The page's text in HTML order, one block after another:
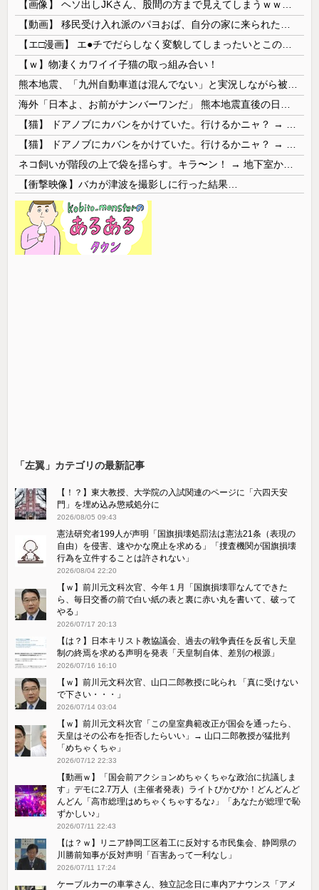
【ｗ】物凄くカワイイ子猫の取っ組み合い！
【衝撃映像】バカが津波を撮影しに行った結果…
「左翼」カテゴリの最新記事
【！？】東大教授、大学院の入試関連のページに「六四天安
門」を埋め込み懲戒処分に
2026/08/05 09:43
憲法研究者199人が声明「国旗損壊処罰法は憲法21条（表現の
自由）を侵害、速やかな廃止を求める」「捜査機関が国旗損壊
行為を立件することは許されない」
2026/08/04 22:20
【ｗ】前川元文科次官、今年１月「国旗損壊罪なんてできた
ら、毎日交番の前で白い紙の表と裏に赤い丸を書いて、破って
やる」
2026/07/17 20:13
【は？】日本キリスト教協議会、過去の戦争責任を反省し天皇
制の終焉を求める声明を発表「天皇制自体、差別の根源」
2026/07/16 16:10
【ｗ】前川元文科次官、山口二郎教授に叱られ 「真に受けない
で下さい・・・」
2026/07/14 03:04
【ｗ】前川元文科次官「この皇室典範改正が国会を通ったら、
天皇はその公布を拒否したらいい」→ 山口二郎教授が猛批判
「めちゃくちゃ」
2026/07/12 22:33
【動画ｗ】「国会前アクションめちゃくちゃな政治に抗議しま
す」デモに2.7万人（主催者発表）ライトぴかぴか！どんどんど
んどん「高市総理はめちゃくちゃするな♪」「あなたが総理で恥
ずかしい♪」
2026/07/11 22:43
【は？ｗ】リニア静岡工区着工に反対する市民集会、静岡県の
川勝前知事が反対声明「百害あって一利なし」
2026/07/11 17:24
ケーブルカーの車掌さん、独立記念日に車内アナウンス「アメ